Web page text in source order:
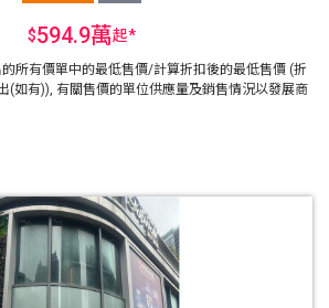
$594.9萬起*
所有價單中的最低售價/計算折扣後的最低售價 (折
(如有)), 有關售價的單位供應量及銷售情況以發展商